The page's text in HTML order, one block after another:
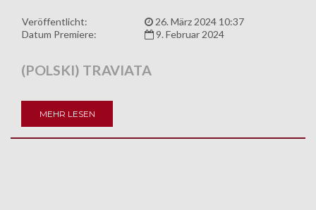
Veröffentlicht:
26. März 2024 10:37
Datum Premiere:
9. Februar 2024
(POLSKI) TRAVIATA
MEHR LESEN